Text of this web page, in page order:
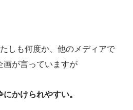
しも何度か、他のメディアで
画が言っていますが
かけられやすい。